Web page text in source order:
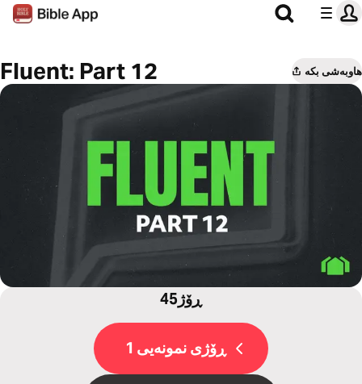
Fluent: Part 12 هاوبەشی بکە
45ڕۆژ
ڕۆژی نمونەیی 1